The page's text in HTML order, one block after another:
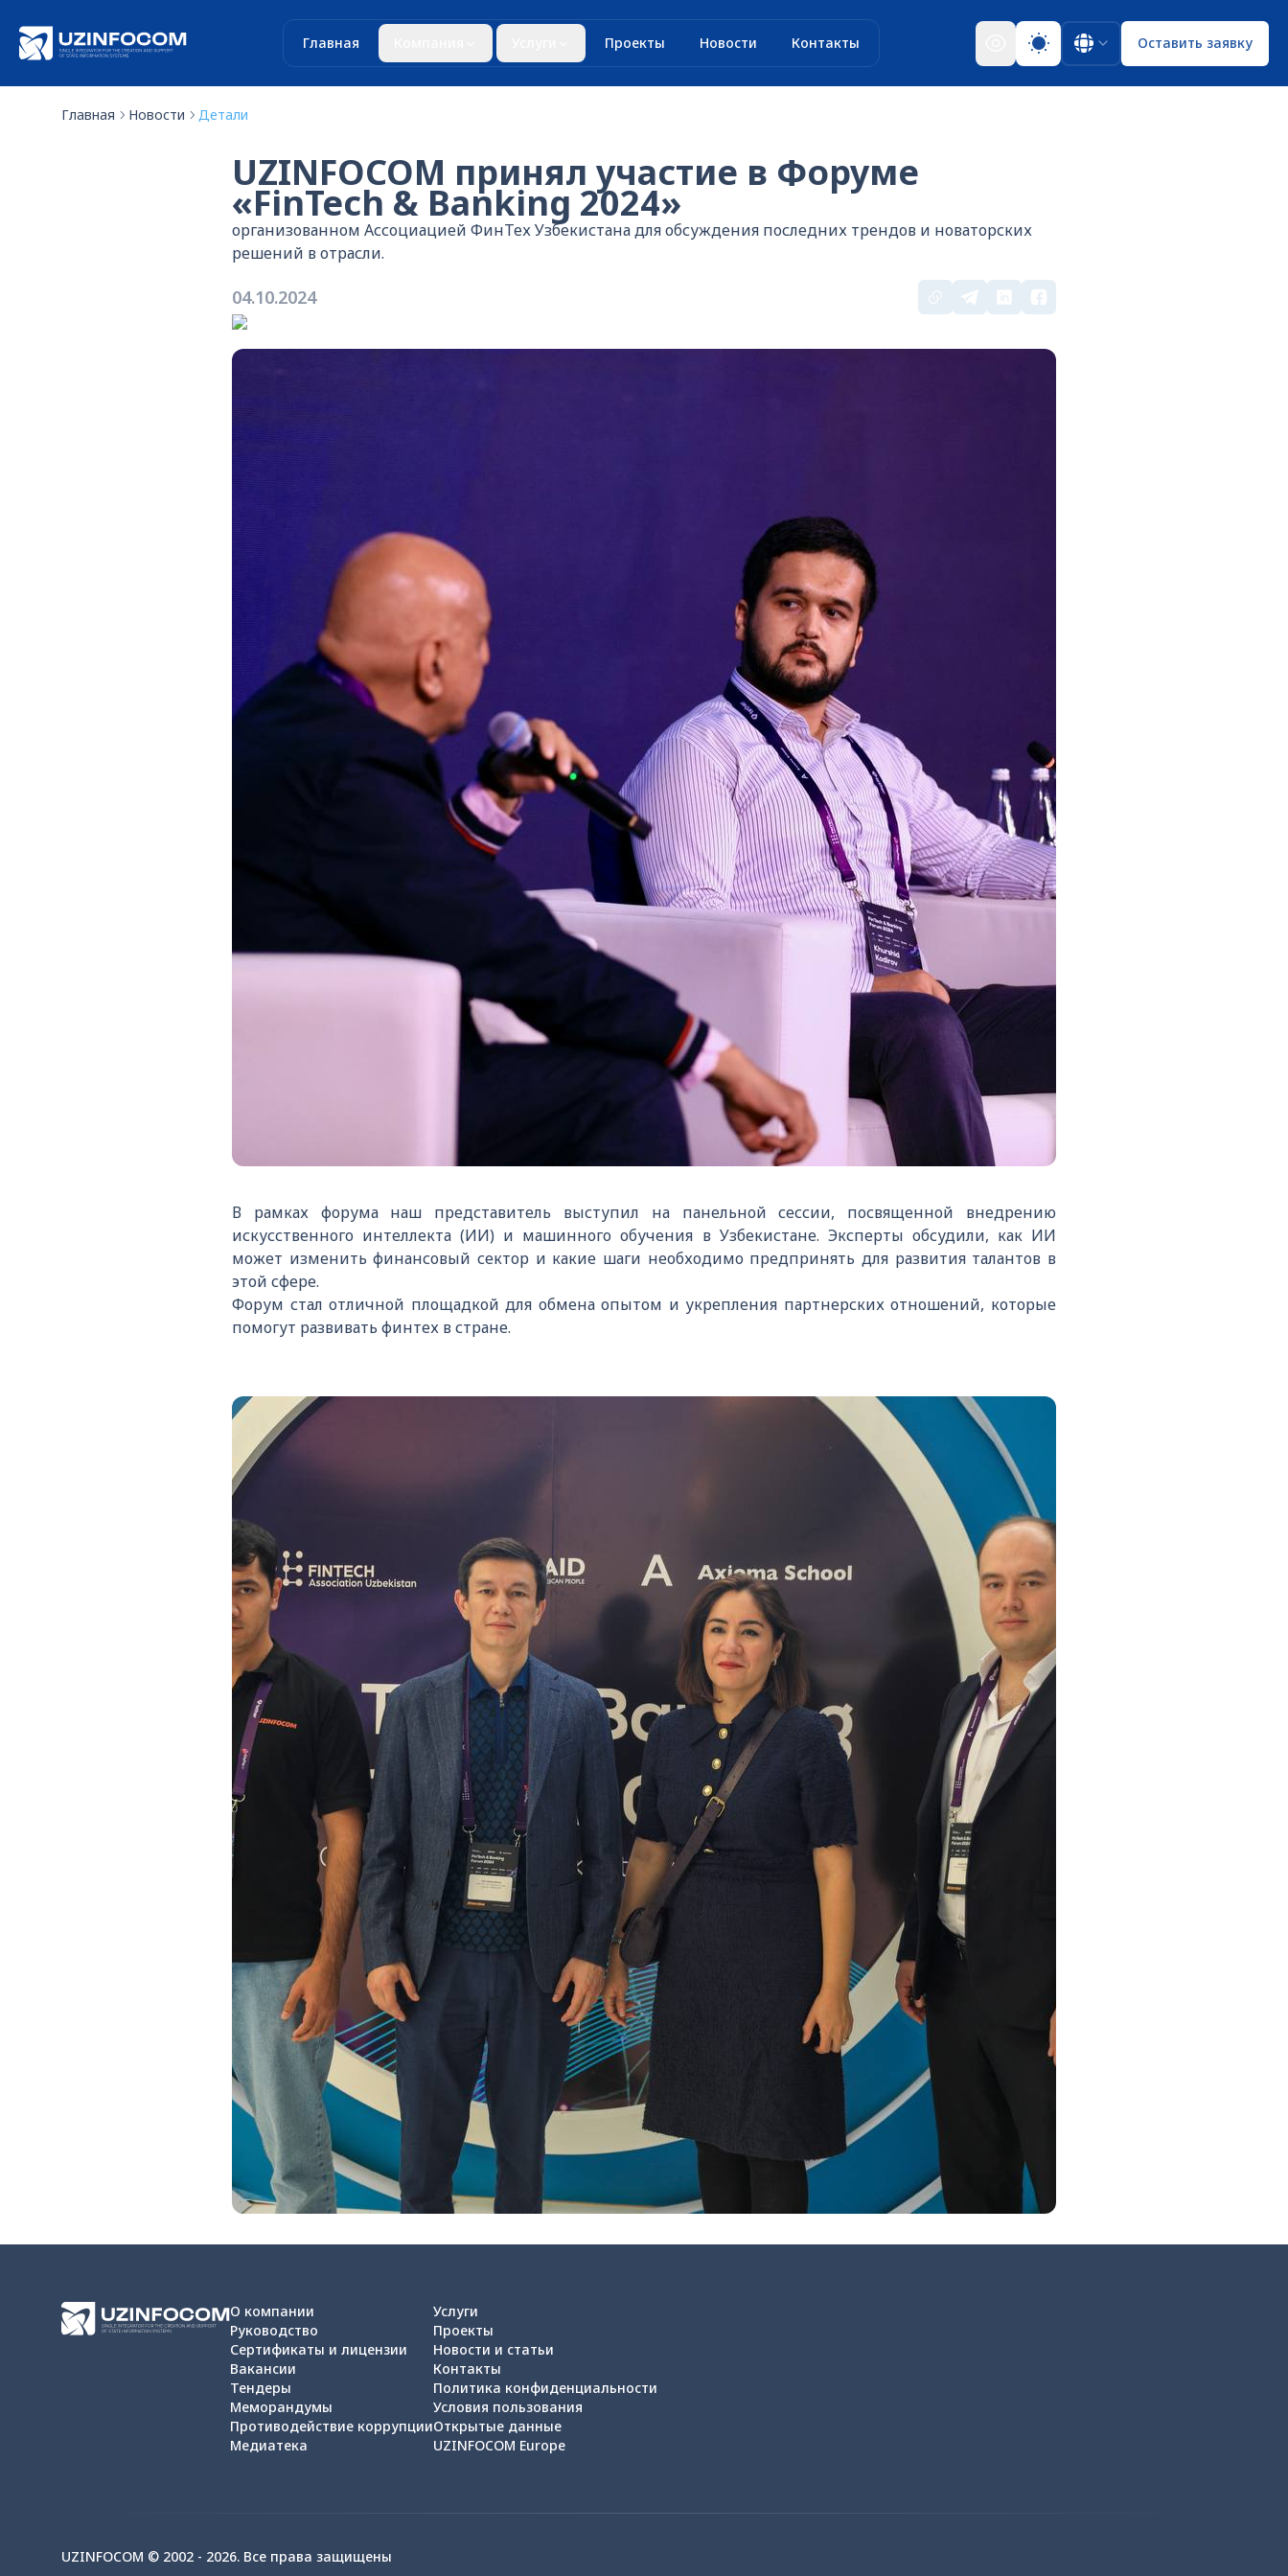
Главная Проекты Новости Контакты Оставить заявку
Главная Новости Детали
UZINFOCOM принял участие в Форуме
«FinTech & Banking 2024»
организованном Ассоциацией ФинТех Узбекистана для обсуждения последних трендов и новаторских
решений в отрасли.
04.10.2024
В рамках форума наш представитель выступил на панельной сессии, посвященной внедрению
искусственного интеллекта (ИИ) и машинного обучения в Узбекистане. Эксперты обсудили, как ИИ
может изменить финансовый сектор и какие шаги необходимо предпринять для развития талантов в
этой сфере.
Форум стал отличной площадкой для обмена опытом и укрепления партнерских отношений, которые
помогут развивать финтех в стране.
О компании
Руководство
Сертификаты и лицензии
Вакансии
Тендеры
Меморандумы
Противодействие коррупции
Медиатека
Услуги
Проекты
Новости и статьи
Контакты
Политика конфиденциальности
Условия пользования
Открытые данные
UZINFOCOM Europe
UZINFOCOM © 2002 - 2026. Все права защищены